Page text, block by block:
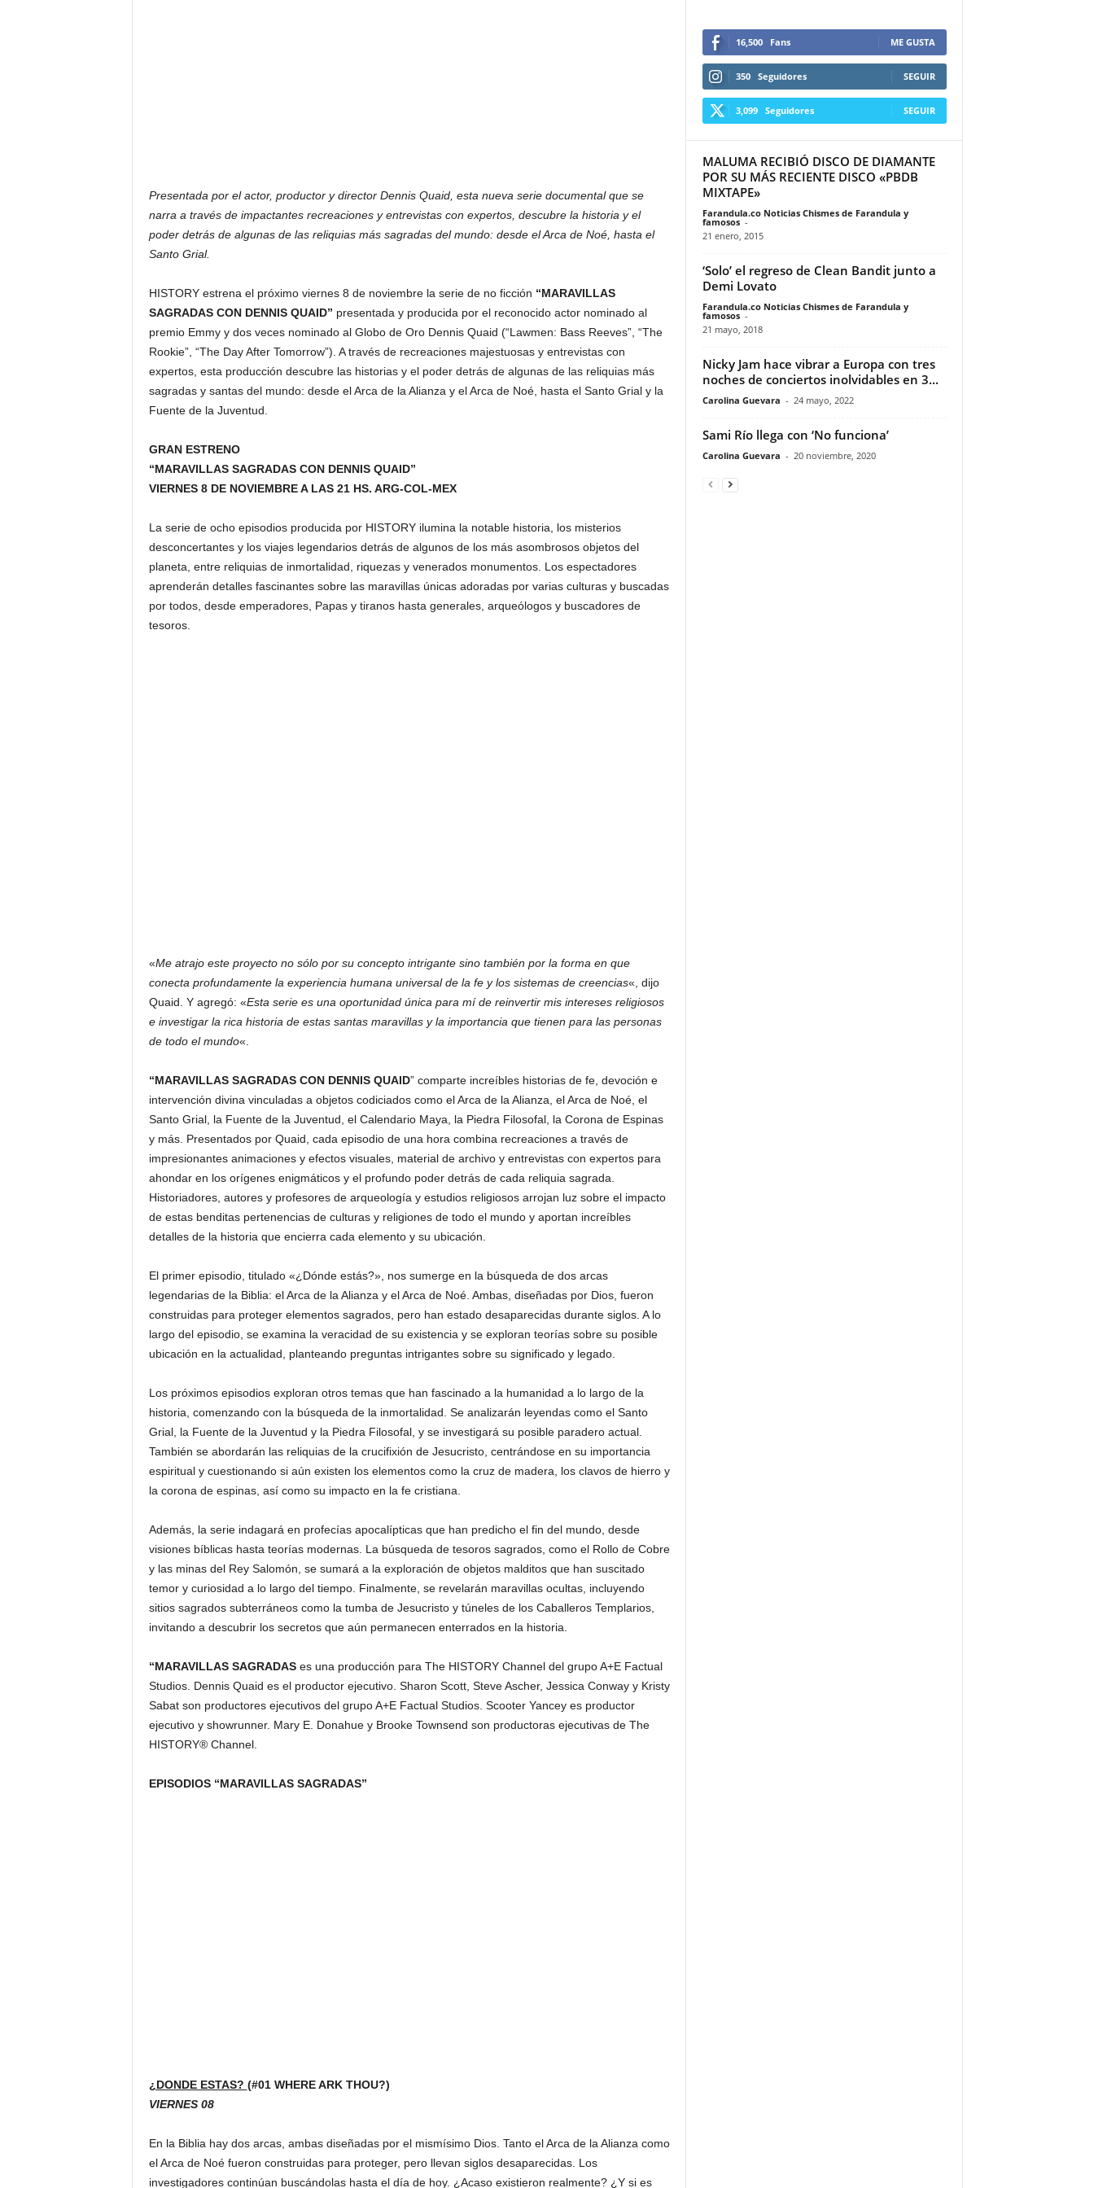
Presentada por el actor, productor y director Dennis Quaid, esta nueva serie documental que se
narra a través de impactantes recreaciones y entrevistas con expertos, descubre la historia y el
poder detrás de algunas de las reliquias más sagradas del mundo: desde el Arca de Noé, hasta el
Santo Grial.
HISTORY estrena el próximo viernes 8 de noviembre la serie de no ficción “MARAVILLAS
SAGRADAS CON DENNIS QUAID” presentada y producida por el reconocido actor nominado al
premio Emmy y dos veces nominado al Globo de Oro Dennis Quaid (“Lawmen: Bass Reeves”, “The
Rookie”, “The Day After Tomorrow”). A través de recreaciones majestuosas y entrevistas con
expertos, esta producción descubre las historias y el poder detrás de algunas de las reliquias más
sagradas y santas del mundo: desde el Arca de la Alianza y el Arca de Noé, hasta el Santo Grial y la
Fuente de la Juventud.
GRAN ESTRENO
“MARAVILLAS SAGRADAS CON DENNIS QUAID”
VIERNES 8 DE NOVIEMBRE A LAS 21 HS. ARG-COL-MEX
La serie de ocho episodios producida por HISTORY ilumina la notable historia, los misterios
desconcertantes y los viajes legendarios detrás de algunos de los más asombrosos objetos del
planeta, entre reliquias de inmortalidad, riquezas y venerados monumentos. Los espectadores
aprenderán detalles fascinantes sobre las maravillas únicas adoradas por varias culturas y buscadas
por todos, desde emperadores, Papas y tiranos hasta generales, arqueólogos y buscadores de
tesoros.
«Me atrajo este proyecto no sólo por su concepto intrigante sino también por la forma en que
conecta profundamente la experiencia humana universal de la fe y los sistemas de creencias«, dijo
Quaid. Y agregó: «Esta serie es una oportunidad única para mí de reinvertir mis intereses religiosos
e investigar la rica historia de estas santas maravillas y la importancia que tienen para las personas
de todo el mundo«.
“MARAVILLAS SAGRADAS CON DENNIS QUAID” comparte increíbles historias de fe, devoción e
intervención divina vinculadas a objetos codiciados como el Arca de la Alianza, el Arca de Noé, el
Santo Grial, la Fuente de la Juventud, el Calendario Maya, la Piedra Filosofal, la Corona de Espinas
y más. Presentados por Quaid, cada episodio de una hora combina recreaciones a través de
impresionantes animaciones y efectos visuales, material de archivo y entrevistas con expertos para
ahondar en los orígenes enigmáticos y el profundo poder detrás de cada reliquia sagrada.
Historiadores, autores y profesores de arqueología y estudios religiosos arrojan luz sobre el impacto
de estas benditas pertenencias de culturas y religiones de todo el mundo y aportan increíbles
detalles de la historia que encierra cada elemento y su ubicación.
El primer episodio, titulado «¿Dónde estás?», nos sumerge en la búsqueda de dos arcas
legendarias de la Biblia: el Arca de la Alianza y el Arca de Noé. Ambas, diseñadas por Dios, fueron
construidas para proteger elementos sagrados, pero han estado desaparecidas durante siglos. A lo
largo del episodio, se examina la veracidad de su existencia y se exploran teorías sobre su posible
ubicación en la actualidad, planteando preguntas intrigantes sobre su significado y legado.
Los próximos episodios exploran otros temas que han fascinado a la humanidad a lo largo de la
historia, comenzando con la búsqueda de la inmortalidad. Se analizarán leyendas como el Santo
Grial, la Fuente de la Juventud y la Piedra Filosofal, y se investigará su posible paradero actual.
También se abordarán las reliquias de la crucifixión de Jesucristo, centrándose en su importancia
espiritual y cuestionando si aún existen los elementos como la cruz de madera, los clavos de hierro y
la corona de espinas, así como su impacto en la fe cristiana.
Además, la serie indagará en profecías apocalípticas que han predicho el fin del mundo, desde
visiones bíblicas hasta teorías modernas. La búsqueda de tesoros sagrados, como el Rollo de Cobre
y las minas del Rey Salomón, se sumará a la exploración de objetos malditos que han suscitado
temor y curiosidad a lo largo del tiempo. Finalmente, se revelarán maravillas ocultas, incluyendo
sitios sagrados subterráneos como la tumba de Jesucristo y túneles de los Caballeros Templarios,
invitando a descubrir los secretos que aún permanecen enterrados en la historia.
“MARAVILLAS SAGRADASes una producción para The HISTORY Channel del grupo A+E Factual
Studios. Dennis Quaid es el productor ejecutivo. Sharon Scott, Steve Ascher, Jessica Conway y Kristy
Sabat son productores ejecutivos del grupo A+E Factual Studios. Scooter Yancey es productor
ejecutivo y showrunner. Mary E. Donahue y Brooke Townsend son productoras ejecutivas de The
HISTORY® Channel.
EPISODIOS “MARAVILLAS SAGRADAS”
¿DONDE ESTAS? (#01 WHERE ARK THOU?)
VIERNES 08
En la Biblia hay dos arcas, ambas diseñadas por el mismísimo Dios. Tanto el Arca de la Alianza como
el Arca de Noé fueron construidas para proteger, pero llevan siglos desaparecidas. Los
investigadores continúan buscándolas hasta el día de hoy. ¿Acaso existieron realmente? ¿Y si es
16,500 Fans ME GUSTA
350 Seguidores SEGUIR
3,099 Seguidores SEGUIR
MALUMA RECIBIÓ DISCO DE DIAMANTE
POR SU MÁS RECIENTE DISCO «PBDB
MIXTAPE»
Farandula.co Noticias Chismes de Farandula y
famosos -
21 enero, 2015
‘Solo’ el regreso de Clean Bandit junto a
Demi Lovato
Farandula.co Noticias Chismes de Farandula y
famosos -
21 mayo, 2018
Nicky Jam hace vibrar a Europa con tres
noches de conciertos inolvidables en 3...
Carolina Guevara - 24 mayo, 2022
Sami Río llega con ‘No funciona’
Carolina Guevara - 20 noviembre, 2020